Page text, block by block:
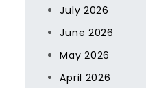
July 2026
June 2026
May 2026
April 2026